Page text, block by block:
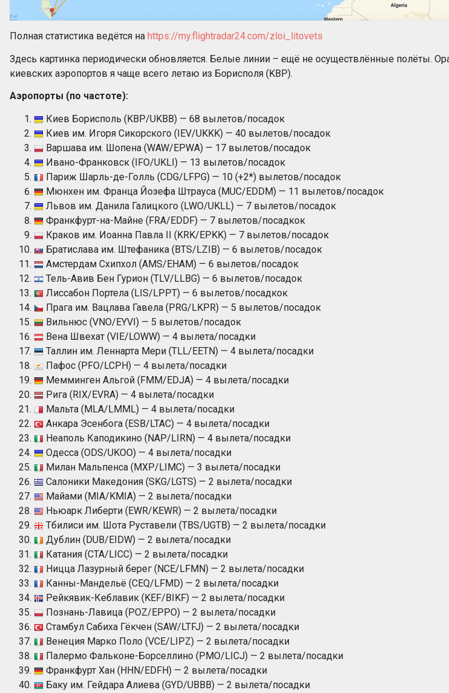
Полная статистика ведётся на https://my.flightradar24.com/zloi_litovets
Здесь картинка периодически обновляется. Белые линии – ещё не осуществлённые полёты.
киевских аэропортов я чаще всего летаю из Борисполя (KBP).
Аэропорты (по частоте):
Киев Борисполь (KBP/UKBB) — 68 вылетов/посадок
Киев им. Игоря Сикорского (IEV/UKKK) — 40 вылетов/посадок
Варшава им. Шопена (WAW/EPWA) — 17 вылетов/посадок
Ивано-Франковск (IFO/UKLI) — 13 вылетов/посадок
Париж Шарль-де-Голль (CDG/LFPG) — 10 (+2*) вылетов/посадок
Мюнхен им. Франца Йозефа Штрауса (MUC/EDDM) — 11 вылетов/посадок
Львов им. Данила Галицкого (LWO/UKLL) — 7 вылетов/посадок
Франкфурт-на-Майне (FRA/EDDF) — 7 вылетов/посадкок
Краков им. Иоанна Павла II (KRK/EPKK) — 7 вылетов/посадок
Братислава им. Штефаника (BTS/LZIB) — 6 вылетов/посадок
Амстердам Схипхол (AMS/EHAM) — 6 вылетов/посадок
Тель-Авив Бен Гурион (TLV/LLBG) — 6 вылетов/посадок
Лиссабон Портела (LIS/LPPT) — 6 вылетов/посадкок
Прага им. Вацлава Гавела (PRG/LKPR) — 5 вылетов/посадок
Вильнюс (VNO/EYVI) — 5 вылетов/посадок
Вена Швехат (VIE/LOWW) — 4 вылета/посадки
Таллин им. Леннарта Мери (TLL/EETN) — 4 вылета/посадки
Пафос (PFO/LCPH) — 4 вылета/посадки
Мемминген Альгой (FMM/EDJA) — 4 вылета/посадки
Рига (RIX/EVRA) — 4 вылета/посадки
Мальта (MLA/LMML) — 4 вылета/посадки
Анкара Эсенбога (ESB/LTAC) — 4 вылета/посадки
Неаполь Каподикино (NAP/LIRN) — 4 вылета/посадки
Одесса (ODS/UKOO) — 4 вылета/посадки
Милан Мальпенcа (MXP/LIMC) — 3 вылета/посадки
Салоники Македония (SKG/LGTS) — 2 вылета/посадки
Майами (MIA/KMIA) — 2 вылета/посадки
Ньюарк Либерти (EWR/KEWR) — 2 вылета/посадки
Тбилиси им. Шота Руставели (TBS/UGTB) — 2 вылета/посадки
Дублин (DUB/EIDW) — 2 вылета/посадки
Катания (CTA/LICC) — 2 вылета/посадки
Ницца Лазурный берег (NCE/LFMN) — 2 вылета/посадки
Канны-Мандельё (CEQ/LFMD) — 2 вылета/посадки
Рейкявик-Кеблавик (KEF/BIKF) — 2 вылета/посадки
Познань-Лавица (POZ/EPPO) — 2 вылета/посадки
Стамбул Сабиха Гёкчен (SAW/LTFJ) — 2 вылета/посадки
Венеция Марко Поло (VCE/LIPZ) — 2 вылета/посадки
Палермо Фальконе-Борселлино (PMO/LICJ) — 2 вылета/посадки
Франкфурт Хан (HHN/EDFH) — 2 вылета/посадки
Баку им. Гейдара Алиева (GYD/UBBB) — 2 вылета/посадки